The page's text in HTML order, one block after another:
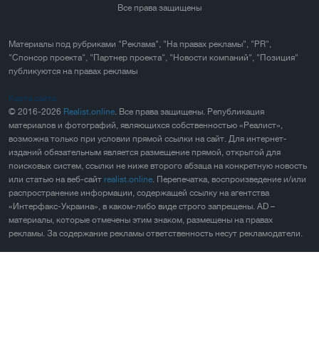
Все права защищены
Материалы под рубриками "Реклама", "На правах рекламы", "PR",
"Спонсор проекта", "Партнер проекта", "Новости компаний", "Позиция"
публикуются на правах рекламы
Карта сайта
© 2016-2026 Realist.online. Все права защищены. Републикация
материалов и фотографий, являющихся собственностью «Реалист»,
возможна только при условии прямой ссылки на сайт. Для интернет-
изданий обязательным является размещение прямой, открытой для
поисковых систем, ссылки не ниже второго абзаца на конкретную новость
или статью на веб-сайт realist.online. Перепечатка, воспроизведение и/или
распространение информации, содержащей ссылку на агентства
«Интерфакс-Украина», в каком-либо виде строго запрещены. AD –
материалы, которые отмечены этим знаком, размещены на правах
рекламы. За содержание рекламы ответственность несут рекламодатели.